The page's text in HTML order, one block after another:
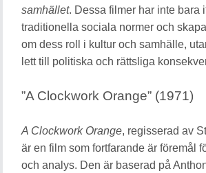
samhället. Dessa filmer har inte bara
traditionella sociala normer och
om dess roll i kultur och samhälle,
lett till politiska och rättsliga
”A Clockwork Orange” (1971)
A Clockwork Orange, regisserad av
är en film som fortfarande är föremål
och analys. Den är baserad på